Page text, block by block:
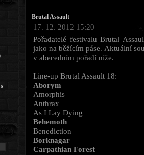
Brutal Assault
17. 12. 2012 15:20
Pořadatelé festivalu Brutal
jako na běžícím páse. Aktuální
v abecedním pořadí níže.
Line-up Brutal Assault 18:
Aborym
Amorphis
Anthrax
As I Lay Dying
Behemoth
Benediction
Borknagar
Carpathian Forest